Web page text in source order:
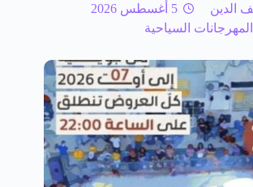
الدين
5 أغسطس 2026
المهرجانات السياحية